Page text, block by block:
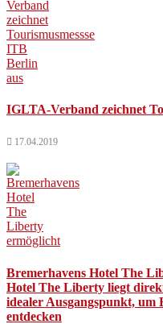
IGLTA-Verband zeichnet
17.04.2019
Bremerhavens Hotel The
Hotel The Liberty liegt
idealer Ausgangspunkt, um
entdecken